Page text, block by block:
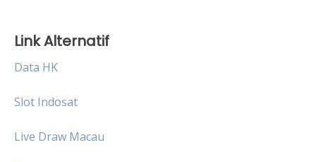
Link Alternatif
Data HK
Slot Indosat
Live Draw Macau